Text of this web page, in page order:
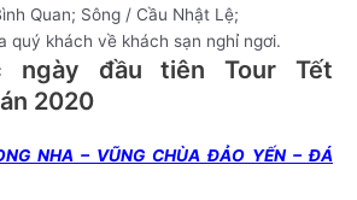
Quan; Sông / Cầu Nhật Lệ;
quý khách về khách sạn nghỉ ngơi.
ngày đầu tiên Tour Tết
2020
NHA – VŨNG CHÙA ĐẢO YẾN – ĐÁ